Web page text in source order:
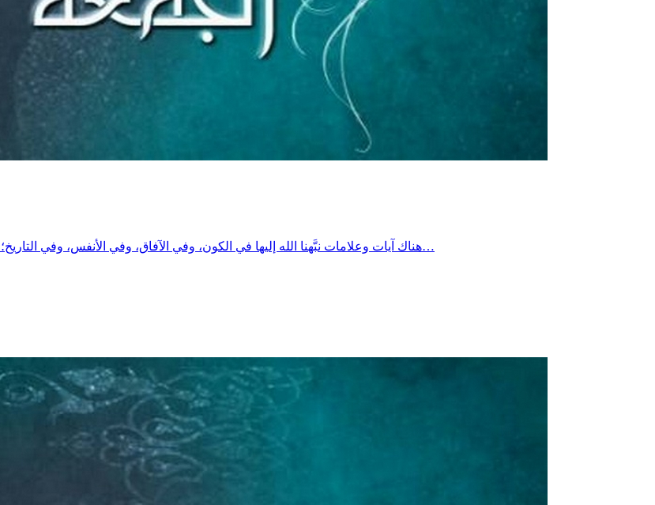
هناك آيات وعلامات نبَّهنا الله إليها في الكون، وفي الآفاق، وفي الأنفس، وفي التاريخ؛ ليستدل الإنسان بها على ما وراءها، ويستيقظ من غفلته، ويعود إلى ربه.ومن هذه…